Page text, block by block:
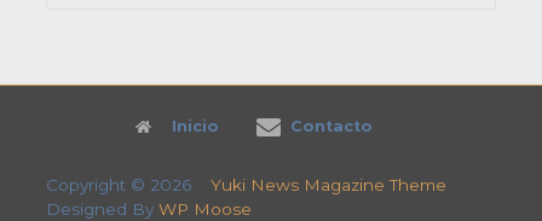
Inicio Contacto
Copyright © 2026 Yuki News Magazine Theme
Designed By WP Moose